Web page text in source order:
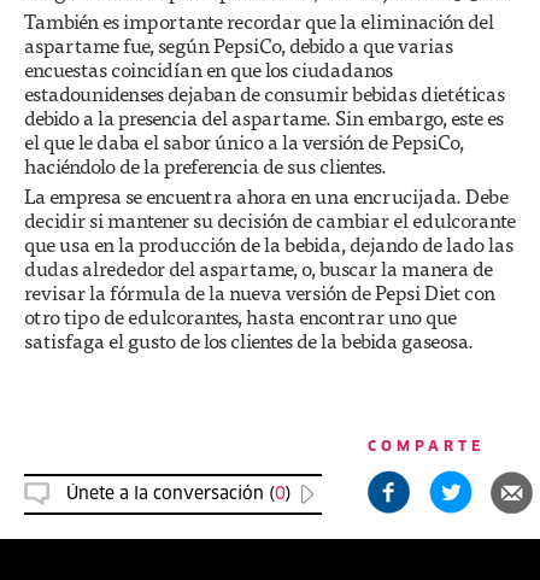
También es importante recordar que la eliminación del
aspartame fue, según PepsiCo, debido a que varias
encuestas coincidían en que los ciudadanos
estadounidenses dejaban de consumir bebidas dietéticas
debido a la presencia del aspartame. Sin embargo, este es
el que le daba el sabor único a la versión de PepsiCo,
haciéndolo de la preferencia de sus clientes.
La empresa se encuentra ahora en una encrucijada. Debe
decidir si mantener su decisión de cambiar el edulcorante
que usa en la producción de la bebida, dejando de lado las
dudas alrededor del aspartame, o, buscar la manera de
revisar la fórmula de la nueva versión de Pepsi Diet con
otro tipo de edulcorantes, hasta encontrar uno que
satisfaga el gusto de los clientes de la bebida gaseosa.
Únete a la conversación (0)
COMPARTE